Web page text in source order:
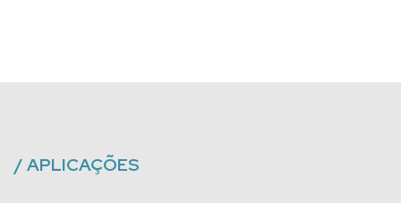
/APLICAÇÕES